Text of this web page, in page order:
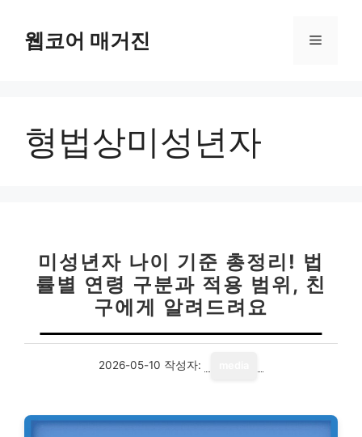
웹코어 매거진 메
형법상미성년자
미성년자 나이 기준 총정리! 법
률별 연령 구분과 적용 범위, 친
구에게 알려드려요
2026-05-10 작성자: